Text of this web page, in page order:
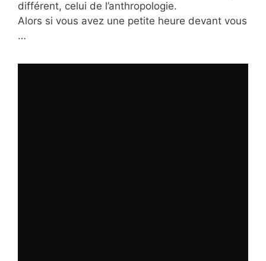
différent, celui de l’anthropologie.
Alors si vous avez une petite heure devant vous
…